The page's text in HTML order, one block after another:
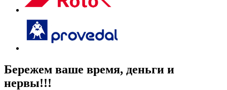
Бережем ваше время, деньги и
нервы!!!